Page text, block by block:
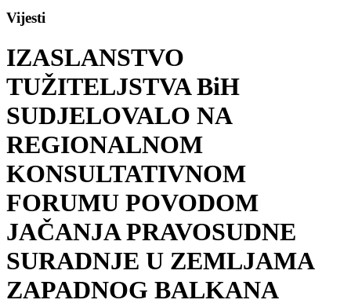
Vijesti
IZASLANSTVO
TUŽITELJSTVA BiH
SUDJELOVALO NA
REGIONALNOM
KONSULTATIVNOM
FORUMU POVODOM
JAČANJA PRAVOSUDNE
SURADNJE U ZEMLJAMA
ZAPADNOG BALKANA